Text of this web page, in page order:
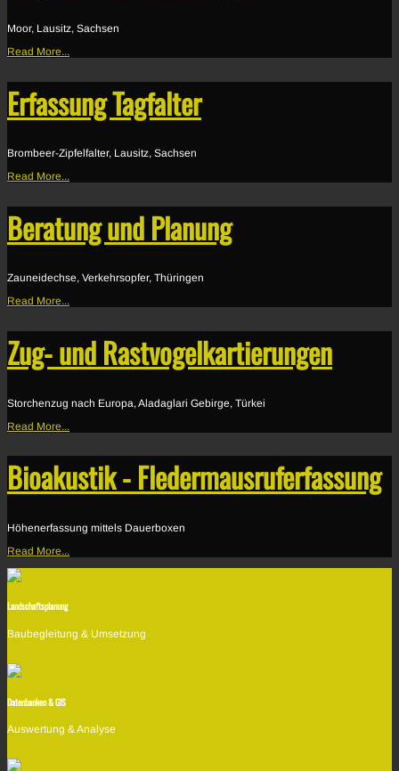
Moor, Lausitz, Sachsen
Read More...
Erfassung Tagfalter
Brombeer-Zipfelfalter, Lausitz, Sachsen
Read More...
Beratung und Planung
Zauneidechse, Verkehrsopfer, Thüringen
Read More...
Zug- und Rastvogelkartierungen
Storchenzug nach Europa, Aladaglari Gebirge, Türkei
Read More...
Bioakustik - Fledermausruferfassung
Höhenerfassung mittels Dauerboxen
Read More...
Landschaftsplanung
Baubegleitung & Umsetzung
Datenbanken & GIS
Auswertung & Analyse